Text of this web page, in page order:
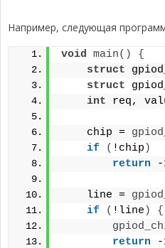
Например, следующая
void main()
{
struct
struct
int req,
    chip =
if
( !chip )
return -
    line =
if
( !line )
{
return -